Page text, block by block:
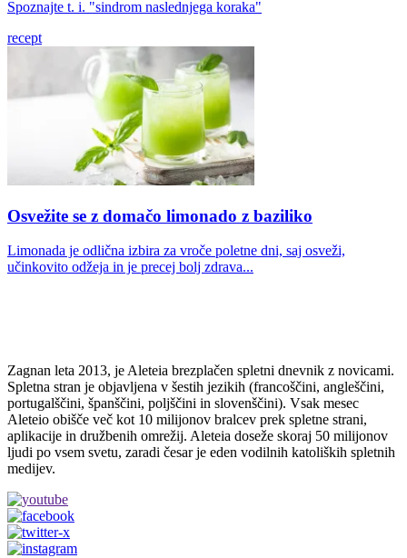
Spoznajte t. i. "sindrom naslednjega koraka"
recept
Osvežite se z domačo limonado z baziliko
Limonada je odlična izbira za vroče poletne dni, saj osveži,
učinkovito odžeja in je precej bolj zdrava...
Zagnan leta 2013, je Aleteia brezplačen spletni dnevnik z novicami.
Spletna stran je objavljena v šestih jezikih (francoščini, angleščini,
portugalščini, španščini, poljščini in slovenščini). Vsak mesec
Aleteio obišče več kot 10 milijonov bralcev prek spletne strani,
aplikacije in družbenih omrežij. Aleteia doseže skoraj 50 milijonov
ljudi po vsem svetu, zaradi česar je eden vodilnih katoliških spletnih
medijev.